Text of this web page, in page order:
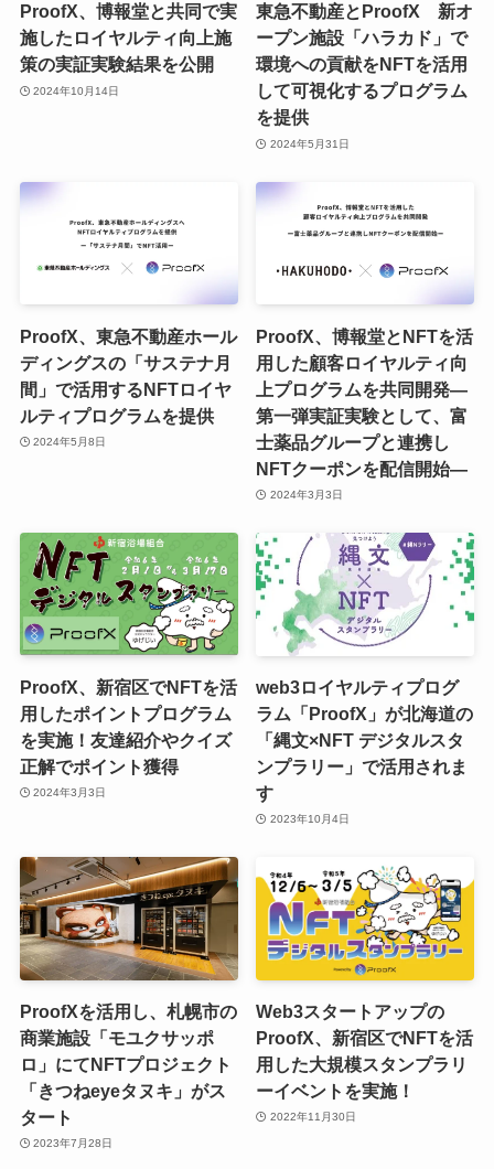
ProofX、博報堂と共同で実
施したロイヤルティ向上施
策の実証実験結果を公開
2024年10月14日
東急不動産とProofX 新オ
ープン施設「ハラカド」で
環境への貢献をNFTを活用
して可視化するプログラム
を提供
2024年5月31日
ProofX、東急不動産ホール
ディングスの「サステナ月
間」で活用するNFTロイヤ
ルティプログラムを提供
2024年5月8日
ProofX、博報堂とNFTを活
用した顧客ロイヤルティ向
上プログラムを共同開発―
第一弾実証実験として、富
士薬品グループと連携し
NFTクーポンを配信開始―
2024年3月3日
ProofX、新宿区でNFTを活
用したポイントプログラム
を実施！友達紹介やクイズ
正解でポイント獲得
2024年3月3日
web3ロイヤルティプログ
ラム「ProofX」が北海道の
「縄文×NFT デジタルスタ
ンプラリー」で活用されま
す
2023年10月4日
ProofXを活用し、札幌市の
商業施設「モユクサッポ
ロ」にてNFTプロジェクト
「きつねeyeタヌキ」がス
タート
2023年7月28日
Web3スタートアップの
ProofX、新宿区でNFTを活
用した大規模スタンプラリ
ーイベントを実施！
2022年11月30日